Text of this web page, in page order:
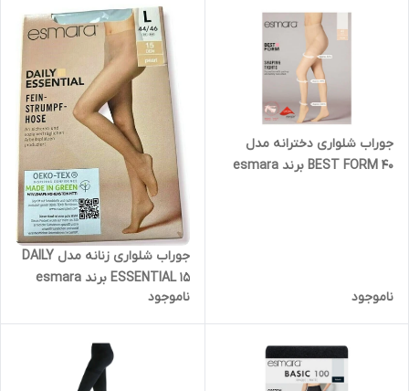
جوراب شلواری دخترانه مدل
BEST FORM 40 برند esmara
ناموجود
جوراب شلواری زنانه مدل DAILY
ESSENTIAL 15 برند esmara
ناموجود